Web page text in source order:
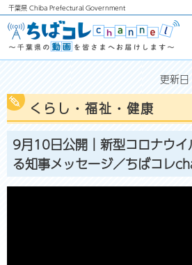
千葉県 Chiba Prefectural Government
ちばコレchannel ～千葉県の動画
を皆さまへお届けします～
更新
くらし・福祉・健康
9月10日公開｜新型コロナウ
る知事メッセージ／ちばコレ